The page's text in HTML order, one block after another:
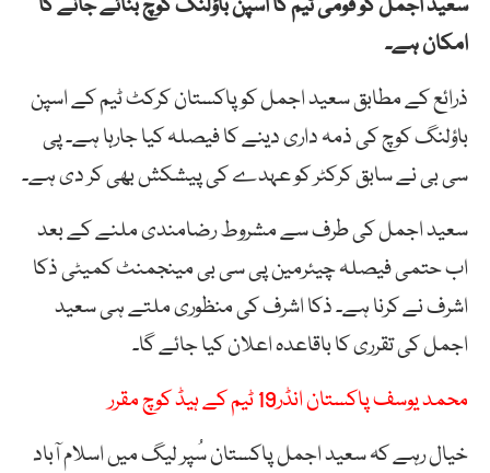
امکان ہے۔
ذرائع کے مطابق سعید اجمل کو پاکستان کرکٹ ٹیم کے اسپن
باؤلنگ کوچ کی ذمہ داری دینے کا فیصلہ کیا جارہا ہے۔ پی
سی بی نے سابق کرکٹر کو عہدے کی پیشکش بھی کر دی ہے۔
سعید اجمل کی طرف سے مشروط رضامندی ملنے کے بعد
اب حتمی فیصلہ چیئرمین پی سی بی مینجمنٹ کمیٹی ذکا
اشرف نے کرنا ہے۔ ذکا اشرف کی منظوری ملتے ہی سعید
اجمل کی تقرری کا باقاعدہ اعلان کیا جائے گا۔
محمد یوسف پاکستان انڈر19 ٹیم کے ہیڈ کوچ مقرر
خیال رہے کہ سعید اجمل پاکستان سُپر لیگ میں اسلام آباد